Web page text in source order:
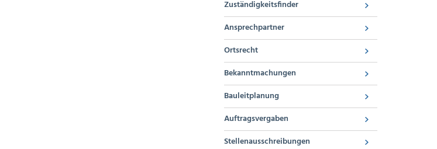
Zuständigkeitsfinder
Ansprechpartner
Ortsrecht
Bekanntmachungen
Bauleitplanung
Auftragsvergaben
Stellenausschreibungen